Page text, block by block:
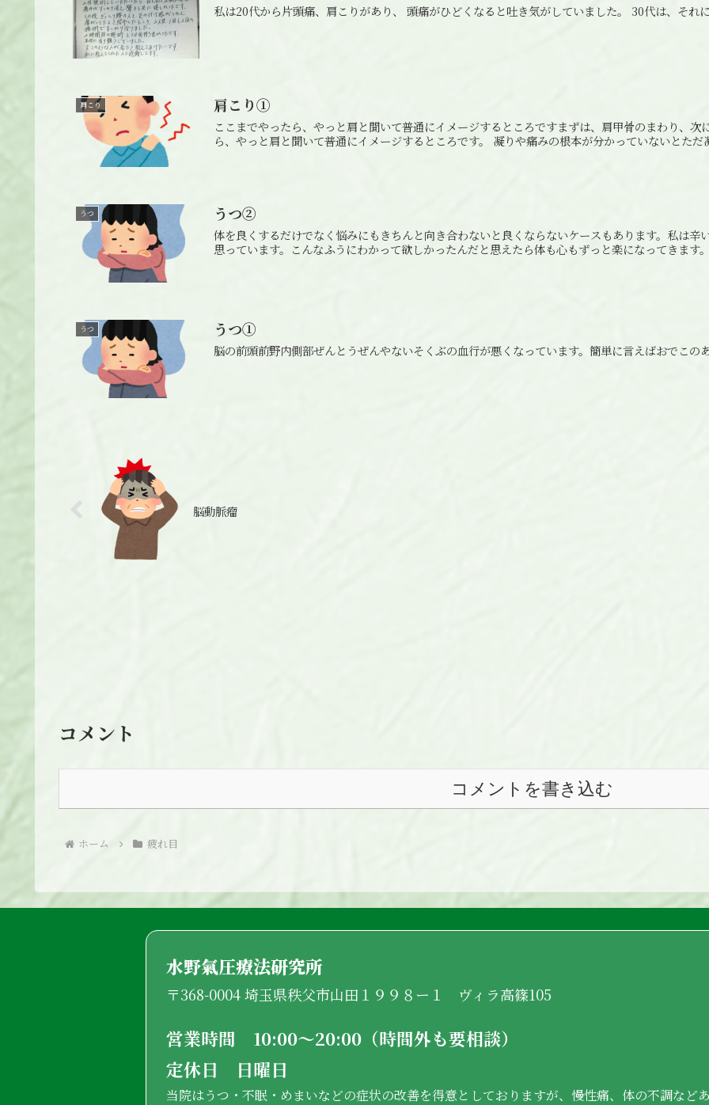
私は20代から片頭痛、肩こりがあり、 頭痛がひどくなると吐き気がしていました。 30代は、それ
肩こり 肩こり①
ここまでやったら、やっと肩と聞いて普通にイメージするところですまずは、肩甲骨のまわり、
ら、やっと肩と聞いて普通にイメージするところです。 凝りや痛みの根本が分かっていないとた
うつ うつ②
体を良くするだけでなく悩みにもきちんと向き合わないと良くならないケースもあります。私は
思っています。こんなふうにわかって欲しかったんだと思えたら体も心もずっと楽になってきます
うつ うつ①
脳の前頭前野内側部ぜんとうぜんやないそくぶの血行が悪くなっています。簡単に言えばおでこ
脳動脈瘤
コメント
コメントを書き込む
ホーム 疲れ目
水野氣圧療法研究所
〒368-0004 埼玉県秩父市山田１９９８ー１ ヴィラ高篠105
営業時間 10:00〜20:00（時間外も要相談）
定休日 日曜日
当院はうつ・不眠・めまいなどの症状の改善を得意としておりますが、慢性痛、体の不調など